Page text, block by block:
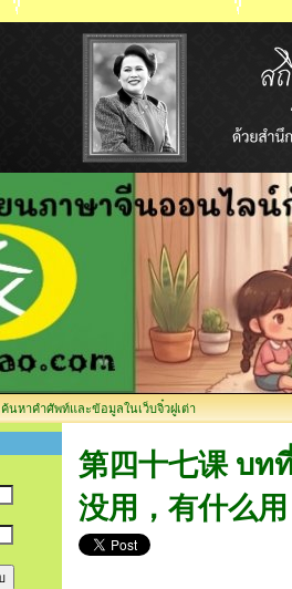
ค้นหาคำศัพท์และข้อมูลในเว็บจิ๋วฝูเต่า
第四十七课 บท
没用，有什么